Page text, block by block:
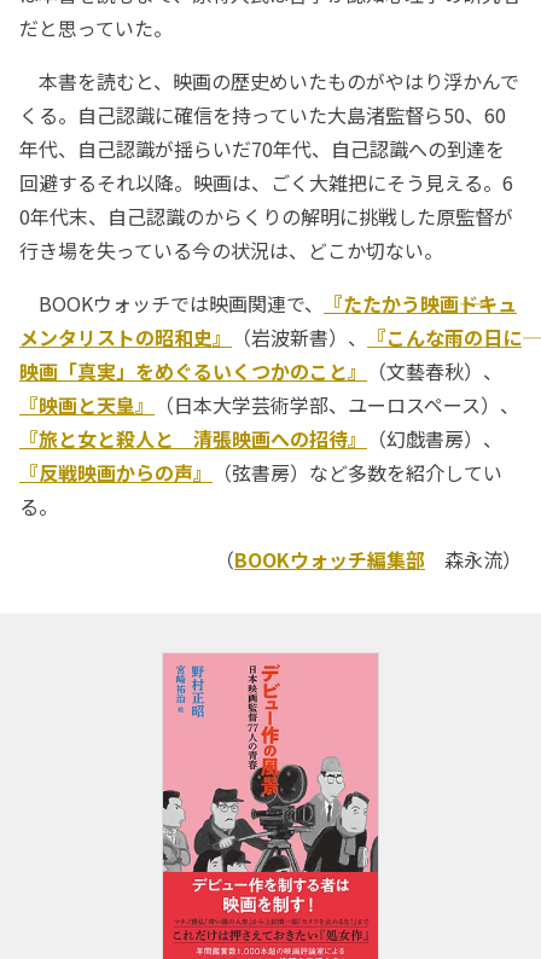
だと思っていた。
本書を読むと、映画の歴史めいたものがやはり浮かんで
くる。自己認識に確信を持っていた大島渚監督ら50、60
年代、自己認識が揺らいだ70年代、自己認識への到達を
回避するそれ以降。映画は、ごく大雑把にそう見える。6
0年代末、自己認識のからくりの解明に挑戦した原監督が
行き場を失っている今の状況は、どこか切ない。
BOOKウォッチでは映画関連で、
『たたかう映画――ドキュ
メンタリストの昭和史』
（岩波新書）、
『こんな雨の日に――
映画「真実」をめぐるいくつかのこと』
（文藝春秋）、
『映画と天皇』
（日本大学芸術学部、ユーロスペース）、
『旅と女と殺人と 清張映画への招待』
（幻戯書房）、
『反戦映画からの声』
（弦書房）など多数を紹介してい
る。
（BOOKウォッチ編集部 森永流）